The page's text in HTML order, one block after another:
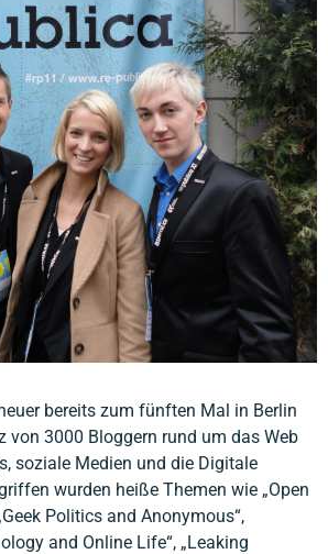
bereits zum fünften Mal in Berlin
von 3000 Bloggern rund um das Web
soziale Medien und die Digitale
wurden heiße Themen wie „Open
Politics and Anonymous“,
and Online Life“, „Leaking